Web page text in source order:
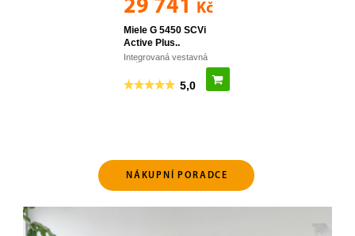
NÁKUPNÍ PORADCE